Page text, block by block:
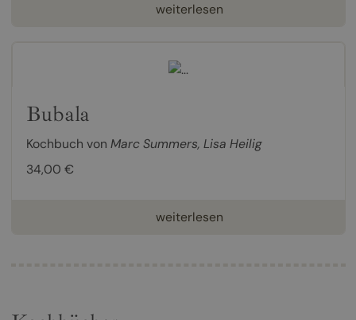
weiterlesen
Bubala
Kochbuch von Marc Summers, Lisa Heilig
34,00 €
weiterlesen